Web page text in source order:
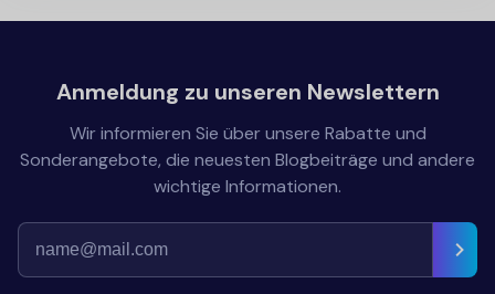
Anmeldung zu unseren Newslettern
Wir informieren Sie über unsere Rabatte und
Sonderangebote, die neuesten Blogbeiträge und andere
wichtige Informationen.